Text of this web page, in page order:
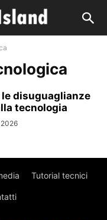
disuguaglianze
tecnologia
Tutorial tecnici